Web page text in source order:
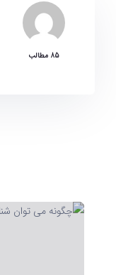
85 مطالب